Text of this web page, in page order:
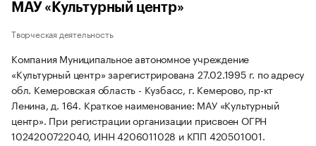
МАУ «Культурный центр»
Творческая деятельность
Компания Муниципальное автономное учреждение
«Культурный центр» зарегистрирована 27.02.1995 г. по адресу
обл. Кемеровская область - Кузбасс, г. Кемерово, пр-кт
Ленина, д. 164. Краткое наименование: МАУ «Культурный
центр». При регистрации организации присвоен ОГРН
1024200722040, ИНН 4206011028 и КПП 420501001.